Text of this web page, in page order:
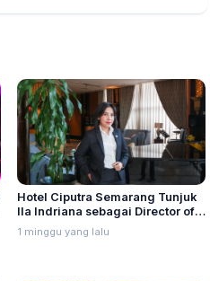
Hotel Ciputra Semarang Tunjuk
Ila Indriana sebagai Director of
Sales & Marketing
1 minggu yang lalu